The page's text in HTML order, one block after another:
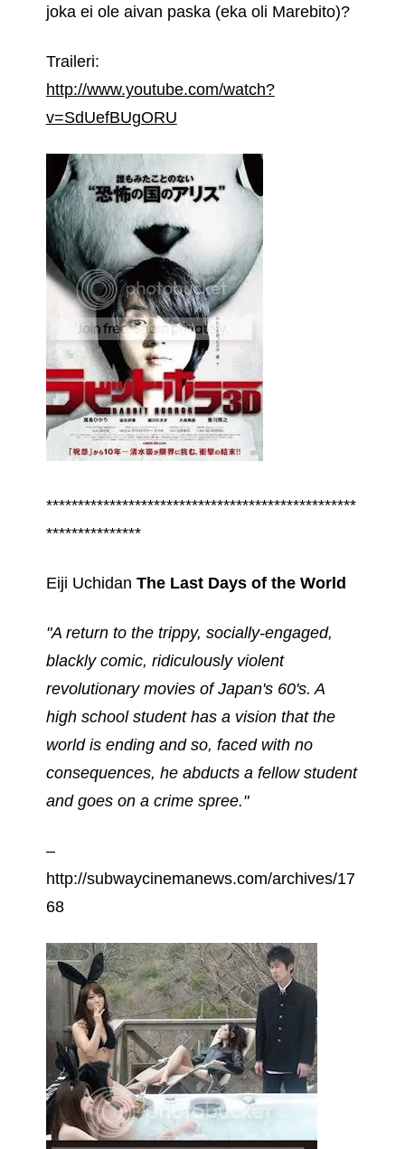
joka ei ole aivan paska (eka oli Marebito)?
Traileri:
http://www.youtube.com/watch?
v=SdUefBUgORU
*************************************************
***************
Eiji Uchidan The Last Days of the World
"A return to the trippy, socially-engaged,
blackly comic, ridiculously violent
revolutionary movies of Japan's 60's. A
high school student has a vision that the
world is ending and so, faced with no
consequences, he abducts a fellow student
and goes on a crime spree."
–
http://subwaycinemanews.com/archives/17
68